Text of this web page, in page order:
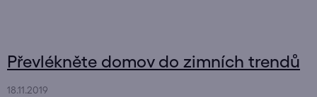
Převlékněte domov do zimních trendů
18.11.2019